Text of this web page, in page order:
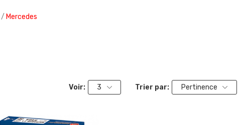
Mercedes
Voir: 3 Trier par: Pertinence